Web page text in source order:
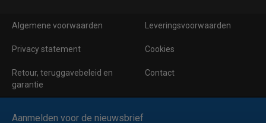
Algemene voorwaarden Leveringsvoorwaarden
Privacy statement Cookies
Retour, teruggavebeleid en
garantie
Contact
Aanmelden voor de nieuwsbrief